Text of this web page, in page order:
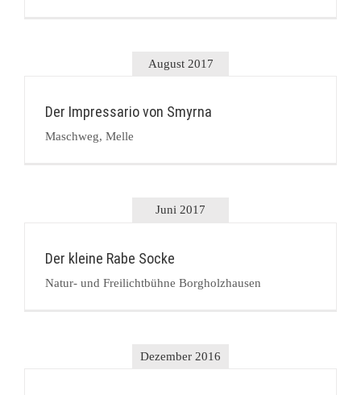
August 2017
Der Impressario von Smyrna
Maschweg, Melle
Juni 2017
Der kleine Rabe Socke
Natur- und Freilichtbühne Borgholzhausen
Dezember 2016